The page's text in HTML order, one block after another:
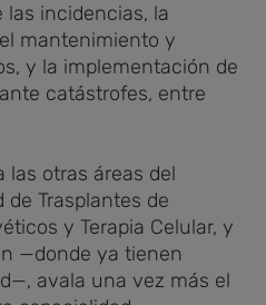
las incidencias, la
mantenimiento y
y la implementación de
catástrofes, entre
las otras áreas del
de Trasplantes de
y Terapia Celular, y
—donde ya tienen
avala una vez más el